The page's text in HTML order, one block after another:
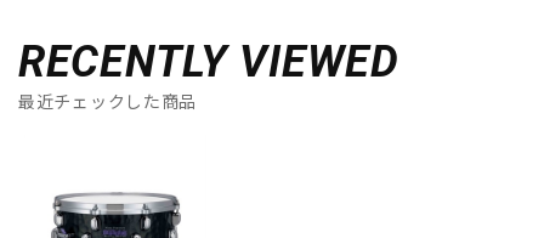
RECENTLY VIEWED
最近チェックした商品